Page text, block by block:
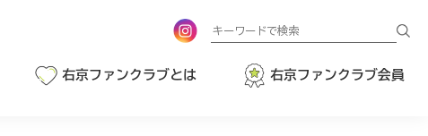
右京ファンクラブとは 右京ファンクラブ会員